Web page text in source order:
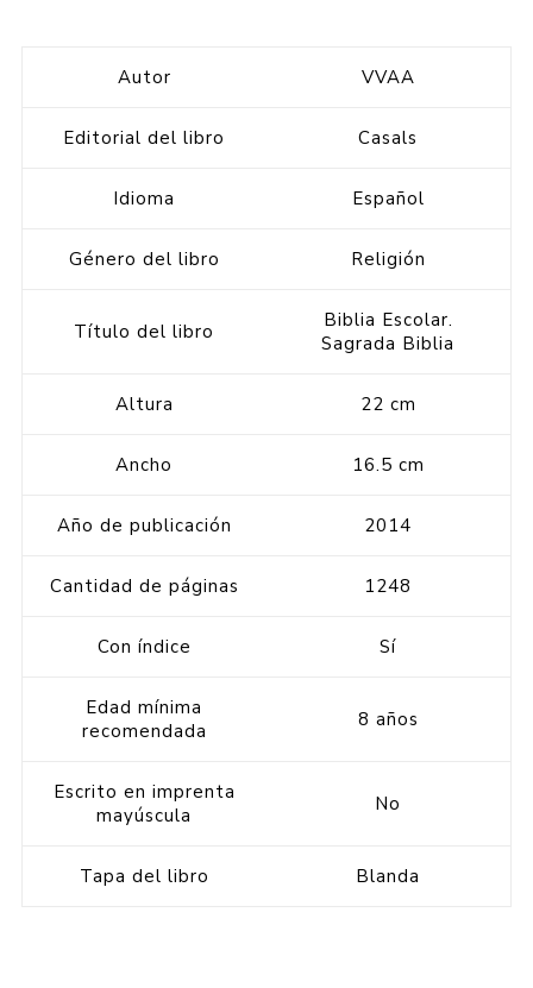
Autor VVAA
Editorial del libro Casals
Idioma Español
Género del libro Religión
Título del libro
Biblia Escolar.
Sagrada Biblia
Altura 22 cm
Ancho 16.5 cm
Año de publicación 2014
Cantidad de páginas 1248
Con índice Sí
Edad mínima
recomendada
8 años
Escrito en imprenta
mayúscula
No
Tapa del libro Blanda